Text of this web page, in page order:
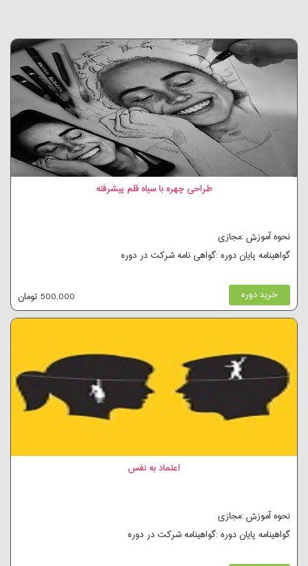
طراحی چهره با سیاه قلم پیشرفته
نحوه آموزش :مجازی
گواهینامه پایان دوره :گواهی نامه شرکت در دوره
خرید دوره 500,000 تومان
اعتماد به نفس
نحوه آموزش :مجازی
گواهینامه پایان دوره :گواهینامه شرکت در دوره